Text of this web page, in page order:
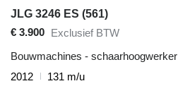
JLG 3246 ES (561)
€ 3.900 Exclusief BTW
Bouwmachines - schaarhoogwerker
2012
131 m/u